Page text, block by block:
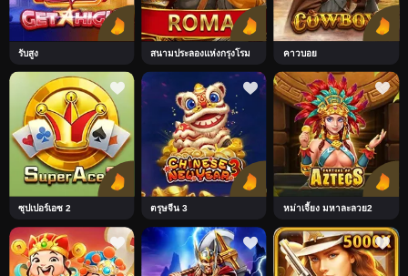
รับสูง สนามประลองแห่งกรุงโรม คาวบอย
ซุปเปอร์เอซ 2 ตรุษจีน 3 หม่าเจี้ยง มหาละลวย2